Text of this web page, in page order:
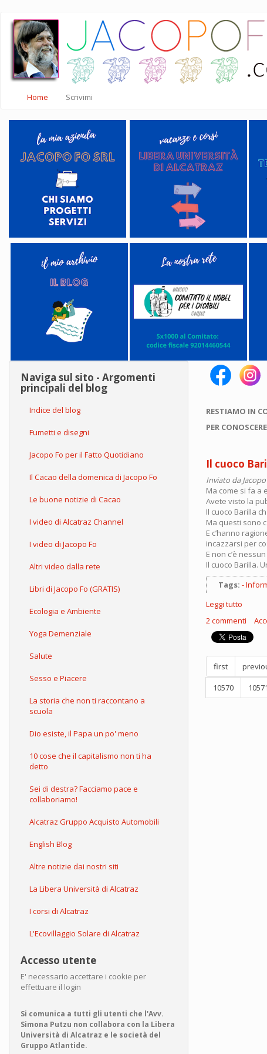
Salta
contenuto
principale
Home Scrivimi
Naviga sul sito - Argomenti
principali del blog
Indice del blog
Fumetti e disegni
Jacopo Fo per il Fatto Quotidiano
Il Cacao della domenica di Jacopo Fo
Le buone notizie di Cacao
I video di Alcatraz Channel
I video di Jacopo Fo
Altri video dalla rete
Libri di Jacopo Fo (GRATIS)
Ecologia e Ambiente
Yoga Demenziale
Salute
Sesso e Piacere
La storia che non ti raccontano a
scuola
Dio esiste, il Papa un po' meno
10 cose che il capitalismo non ti ha
detto
Sei di destra? Facciamo pace e
collaboriamo!
Alcatraz Gruppo Acquisto Automobili
English Blog
Altre notizie dai nostri siti
La Libera Università di Alcatraz
I corsi di Alcatraz
L'Ecovillaggio Solare di Alcatraz
Accesso utente
E' necessario accettare i cookie per
effettuare il login
Si comunica a tutti gli utenti che l'Avv.
Simona Putzu non collabora con la Libera
Università di Alcatraz e le società del
Gruppo Atlantide.
RESTIAMO IN
PER
Il cuoco
Inviato da
Ma come si fa a
Avete visto la
Il cuoco Barilla
Ma questi sono
E c’hanno
incazzarsi per
E non c’è
Il cuoco Barilla.
Tags:
Leggi tutto
cuoco
Barilla…
Ma
2 commenti
first
10570
10571